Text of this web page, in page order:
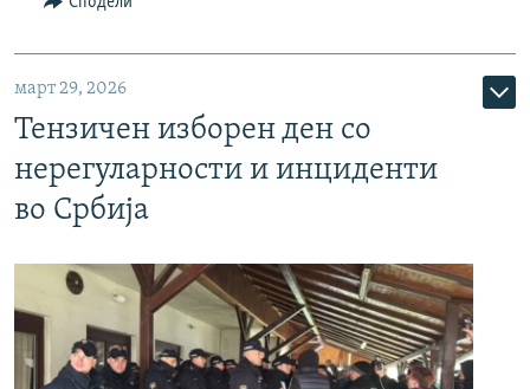
март 29, 2026
Тензичен изборен ден со
нерегуларности и инциденти
во Србија